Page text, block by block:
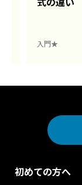
入門★
初めての方へ